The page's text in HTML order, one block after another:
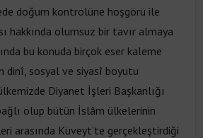
doğum kontrolüne hoşgörü ile
hakkında olumsuz bir tavır almaya
bu konuda birçok eser kaleme
dinî, sosyal ve siyasî boyutu
Diyanet İşleri Başkanlığı
olup bütün İslâm ülkelerinin
arasında Küveyt’te gerçekleştirdiği